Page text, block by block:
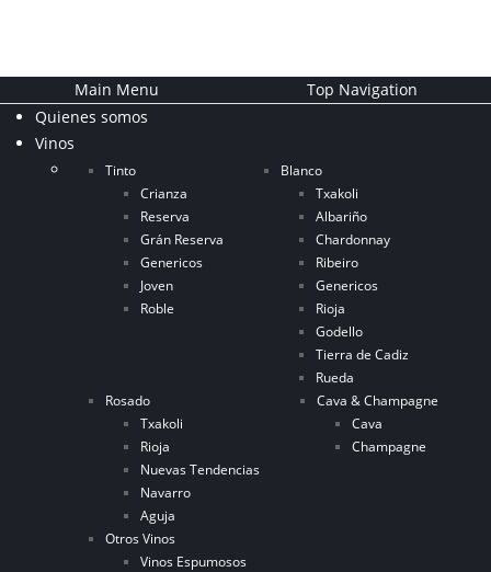
Main Menu
Top Navigation
Quienes somos
Vinos
Tinto
Crianza
Reserva
Grán Reserva
Genericos
Joven
Roble
Blanco
Txakoli
Albariño
Chardonnay
Ribeiro
Genericos
Rioja
Godello
Tierra de Cadiz
Rueda
Rosado
Txakoli
Rioja
Nuevas Tendencias
Navarro
Aguja
Cava & Champagne
Cava
Champagne
Otros Vinos
Vinos Espumosos